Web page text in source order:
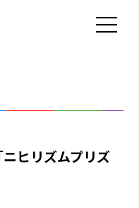
ヒリズムプリズ